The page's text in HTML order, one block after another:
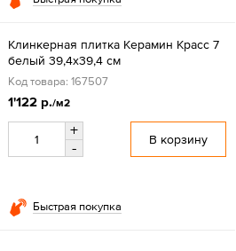
Клинкерная плитка Керамин Красс 7
белый 39,4x39,4 см
Код товара: 167507
1'122 р./м2
+
-
В корзину
Быстрая покупка